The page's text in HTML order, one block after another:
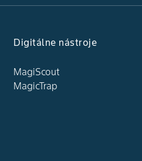
Digitálne nástroje
MagiScout
MagicTrap